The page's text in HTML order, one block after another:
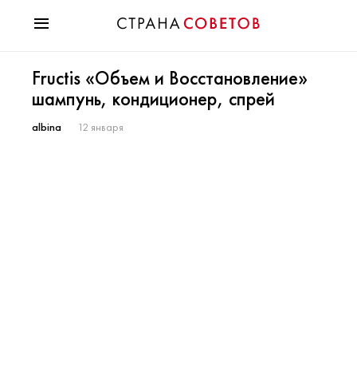
Мода
Звезды
Гороскопы
Fructis «Объем и Восстановление»
шампунь, кондиционер, спрей
albina 12 января